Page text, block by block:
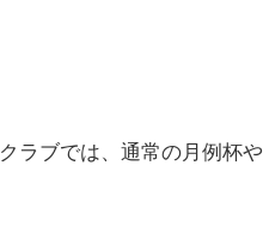
ラブでは、通常の月例杯